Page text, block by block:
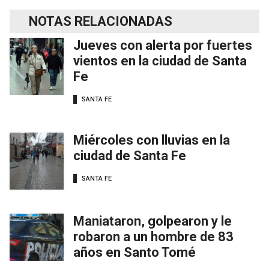
NOTAS RELACIONADAS
Jueves con alerta por fuertes
vientos en la ciudad de Santa
Fe
SANTA FE
Miércoles con lluvias en la
ciudad de Santa Fe
SANTA FE
Maniataron, golpearon y le
robaron a un hombre de 83
años en Santo Tomé